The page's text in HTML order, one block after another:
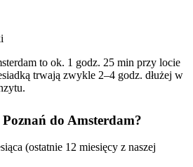
to ok. 1 godz. 25 min przy locie
trwają zwykle 2–4 godz. dłużej w
Poznań do Amsterdam?
(ostatnie 12 miesięcy z naszej